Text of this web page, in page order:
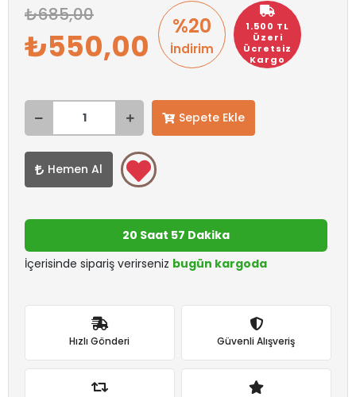
1.500 TL
Üzeri
Ücretsiz
Kargo
%20
İndirim
685,00
550,00
Sepete Ekle
Hemen Al
20 Saat 57 Dakika
İçerisinde sipariş verirseniz bugün kargoda
Hızlı Gönderi Güvenli Alışveriş